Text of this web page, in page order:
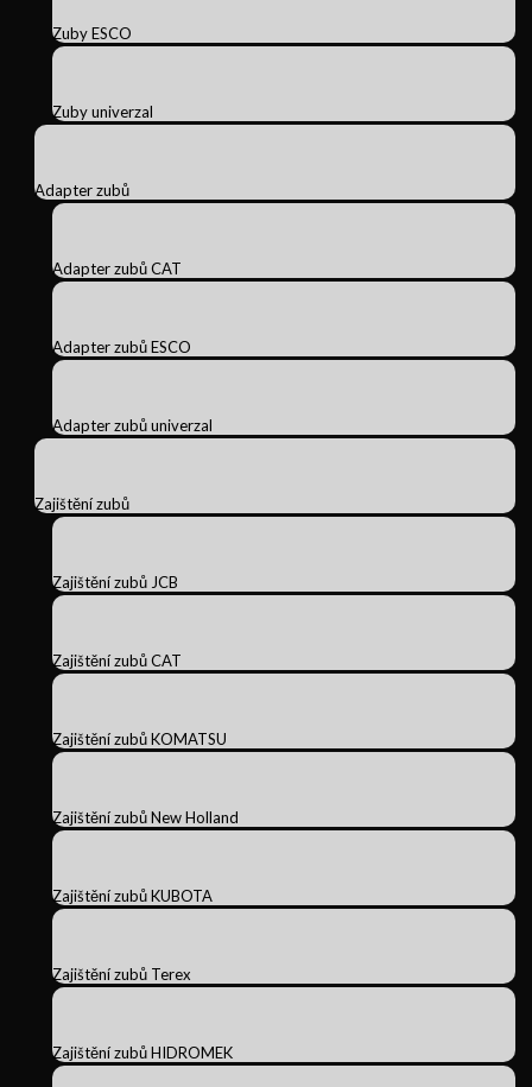
Zuby ESCO
Zuby univerzal
Adapter zubů
Adapter zubů CAT
Adapter zubů ESCO
Adapter zubů univerzal
Zajištění zubů
Zajištění zubů JCB
Zajištění zubů CAT
Zajištění zubů KOMATSU
Zajištění zubů New Holland
Zajištění zubů KUBOTA
Zajištění zubů Terex
Zajištění zubů HIDROMEK